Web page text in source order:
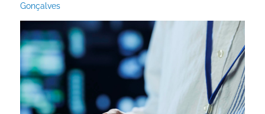
Gonçalves